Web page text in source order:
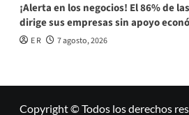
¡Alerta en los negocios! El 86% de
dirige sus empresas sin apoyo
E R 7 agosto, 2026
Copyright © Todos los derechos